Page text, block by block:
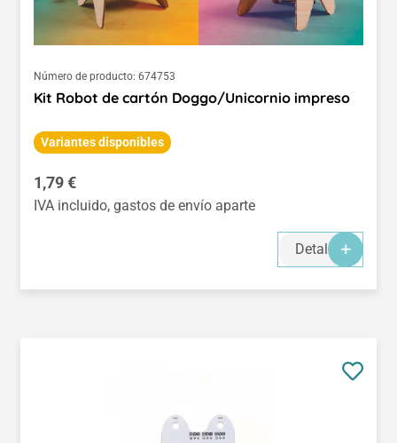
Número de producto: 674753
Kit Robot de cartón Doggo/Unicornio impreso
Variantes disponibles
Precio normal:
1,79 €
IVA incluido, gastos de envío aparte
Detalles